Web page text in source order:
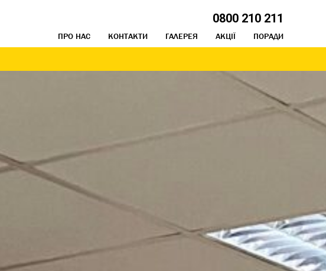
0800 210 211
ПРО НАС КОНТАКТИ ГАЛЕРЕЯ АКЦІЇ ПОРАДИ